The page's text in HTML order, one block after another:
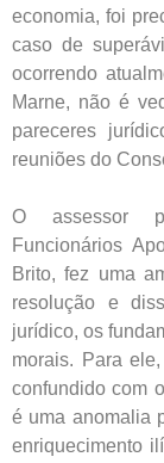
economia, foi
caso de
ocorrendo
Marne, não é
pareceres
reuniões do
O assessor
Funcionários
Brito, fez uma
resolução e
jurídico, os
morais. Para
confundido com
é uma anomalia
enriquecimento